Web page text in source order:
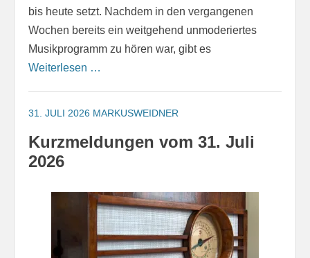
bis heute setzt. Nachdem in den vergangenen
Wochen bereits ein weitgehend unmoderiertes
Musikprogramm zu hören war, gibt es
Weiterlesen …
31. JULI 2026 MARKUSWEIDNER
Kurzmeldungen vom 31. Juli
2026